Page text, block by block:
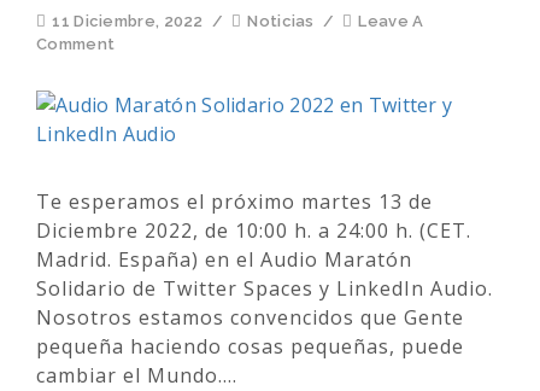
11 Diciembre, 2022 / Noticias /
Leave A
Comment
Te esperamos el próximo martes 13 de
Diciembre 2022, de 10:00 h. a 24:00 h. (CET.
Madrid. España) en el Audio Maratón
Solidario de Twitter Spaces y LinkedIn Audio.
Nosotros estamos convencidos que Gente
pequeña haciendo cosas pequeñas, puede
cambiar el Mundo....